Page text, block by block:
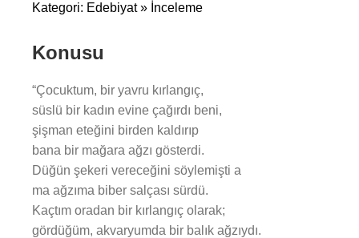
Kategori: Edebiyat » İnceleme
Konusu
“Çocuktum, bir yavru kırlangıç,
süslü bir kadın evine çağırdı beni,
şişman eteğini birden kaldırıp
bana bir mağara ağzı gösterdi.
Düğün şekeri vereceğini söylemişti a
ma ağzıma biber salçası sürdü.
Kaçtım oradan bir kırlangıç olarak;
gördüğüm, akvaryumda bir balık ağzıydı.